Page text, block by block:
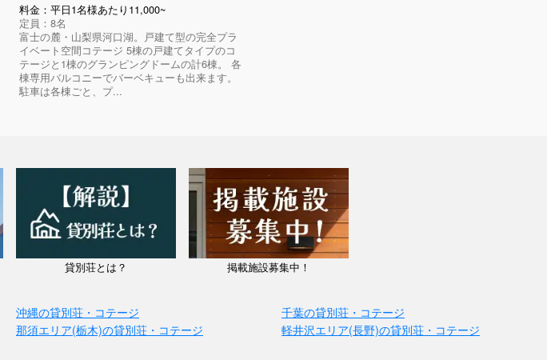
料金：平日1名様あたり11,000~
定員：8名
富士の麓・山梨県河口湖。戸建て型の完全プラ
イベート空間コテージ 5棟の戸建てタイプのコ
テージと1棟のグランピングドームの計6棟。 各
棟専用バルコニーでバーベキューも出来ます。
駐車は各棟ごと、プ...
貸別荘とは？ 掲載施設募集中！
沖縄の貸別荘・コテージ
千葉の貸別荘・コテージ
那須エリア(栃木)の貸別荘・コテージ
軽井沢エリア(長野)の貸別荘・コテージ